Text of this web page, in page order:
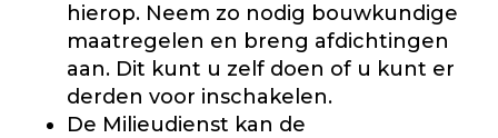
hierop. Neem zo nodig bouwkundige
maatregelen en breng afdichtingen
aan. Dit kunt u zelf doen of u kunt er
derden voor inschakelen.
De Milieudienst kan de